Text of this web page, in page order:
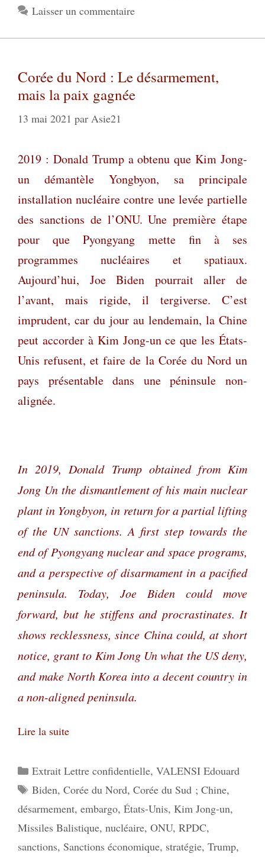
Laisser un commentaire
Corée du Nord : Le désarmement,
mais la paix gagnée
13 mai 2021 par Asie21
2019 : Donald Trump a obtenu que Kim Jong-
un démantèle Yongbyon, sa principale
installation nucléaire contre une levée partielle
des sanctions de l’ONU. Une première étape
pour que Pyongyang mette fin à ses
programmes nucléaires et spatiaux.
Aujourd’hui, Joe Biden pourrait aller de
l’avant, mais rigide, il tergiverse. C’est
imprudent, car du jour au lendemain, la Chine
peut accorder à Kim Jong-un ce que les États-
Unis refusent, et faire de la Corée du Nord un
pays présentable dans une péninsule non-
alignée.
In 2019, Donald Trump obtained from Kim
Jong Un the dismantlement of his main nuclear
plant in Yongbyon, in return for a partial lifting
of the UN sanctions. A first step towards the
end of Pyongyang nuclear and space programs,
and a perspective of disarmament in a pacified
peninsula. Today, Joe Biden could move
forward, but he stiffens and procrastinates. It
shows recklessness, since China could, at short
notice, grant to Kim Jong Un what the US deny,
and make North Korea into a decent country in
a non-aligned peninsula.
Lire la suite
Catégories
Extrait Lettre confidentielle, VALENSI Edouard
Étiquettes
Biden, Corée du Nord, Corée du Sud ; Chine,
désarmement, embargo, États-Unis, Kim Jong-un,
Missiles Balistique, nucléaire, ONU, RPDC,
sanctions, Sanctions économique, stratégie, Trump,